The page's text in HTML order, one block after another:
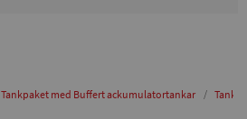
Tankpaket med Buffert ackumulatortankar